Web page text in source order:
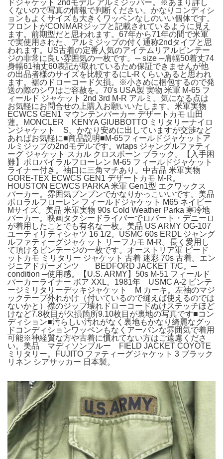
ドジャケット 2ndモデル アルミジッパー。※あまり詳し
くないので写真の情報で判断ください。かなりコンディシ
ョンもよくサイズも大きくワッペンなしのいい個体です。
フロントがCONMARジップと記載されているように見え
ます。前期型だと思われます。67年から71年の間で米軍
で実使用された、アルミジップの付く通称2ndタイプと思
われます。US古着の定番人気のアイテムリアルビンテー
ジの非常に良い雰囲気の一枚です。─ size ─肩幅50着丈74
身幅61袖丈60表記が取れているため保証できませんが他
の出品者様のサイズを比較するにL-Rくらいあると思われ
ます。裾のドローコード欠損。※小さめに梱包するので発
送の際のシワはご容赦を。70's USA製 実物 米軍 M-65 フ
ィールド ジャケット 2nd 3rd M-R アルミ。気になる点は
お気軽にお問合せの上購入お願いいたします。米軍実物
ECWCS GEN1 マウンテンパーカー デザートカモ 山田
蓮。MONCLER KENYA GIUBBOTTO ミリタリーナイロ
ンジャケット S。かなり安めに出していますが交渉など
あればお気軽に■商品説明■M-65フィールドジャケットア
ルミジップの2ndモデルです。wtaps ジャングルファティ
ーグ ジャケット スカル クロスボーン ブラック。【入手困
難】ポロバイラルフローレン M-65 フィールドジャケット
ライナー付き。袖口に三角マチあり。中古品 米軍実物
GORE-TEX ECWCS GEN1 デザートカモ M-R。
HOUSTON ECWCS PARKA 米軍 Gen1型 エクワックス
パーカー。雰囲気プンプンでかなりかっこいいです。美品
ポロラルフローレン フィールドジャケット M65 ネイビー
Mサイズ。美品 米軍実物 90s Cold Weather Parka 寒冷地
パーカー。映画タクシードライバーでロバート・デニーロ
が着用したことでも有名な一枚。美品 US ARMY OG-107
ユーティリティシャツ 16 1/2。USMC 60s ERDL ジャング
ルファティーグジャケット リーフカモ M-R。長く愛用し
て頂けるビンテージの一枚です。オーストリア軍 ピード
ットカモ ミリタリー ジャケット 古着 迷彩 70s 古着。エン
ジニアドガーメンツ BEDFORD JACKET T/C。─
condition ─使用感。【U.S. ARMY】50s M-51 フィールド
パーカーライナー ボア XXL。1981年 USMC A-2 ビンテ
ージミリタリーデッキジャケット M カーキ。左袖のマジ
ックテープ外れかけ（付いているので縫えば使えるのでは
ないかと）襟のジップ壊れドローコードぬけステッチほど
けなど7.8枚目が欠損箇所9.10枚目が裏地の写真です■コン
ディション■汚らしい汚れがなく裏地もかなり綺麗なグッ
ドコンディションワッペンもなくアーバンな雰囲気で着用
可能※神経質な方や古着に慣れてない方はご遠慮くださ
い。美品 マディソンブルー FIELD JACKET COYOTE
ミリタリー。FUJITO ファティーグジャケット 3 ブラック
リネン シアサッカー 日本製。